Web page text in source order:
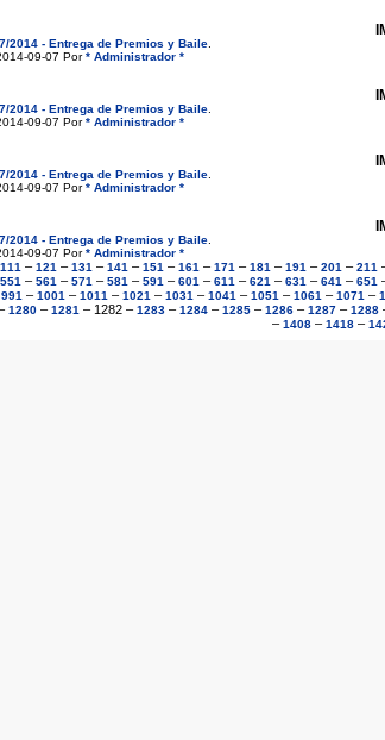
2014 - Entrega de Premios y Baile.
09-07 Por* Administrador *
2014 - Entrega de Premios y Baile.
09-07 Por* Administrador *
2014 - Entrega de Premios y Baile.
09-07 Por* Administrador *
2014 - Entrega de Premios y Baile.
09-07 Por* Administrador *
111 – 121 – 131 – 141 – 151 – 161 – 171 – 181 – 191 – 201 – 211
551 – 561 – 571 – 581 – 591 – 601 – 611 – 621 – 631 – 641 – 651
991 – 1001 – 1011 – 1021 – 1031 – 1041 – 1051 – 1061 – 1071 –
1280 – 1281 – 1282 – 1283 – 1284 – 1285 – 1286 – 1287 – 1288
– 1408 – 1418 –